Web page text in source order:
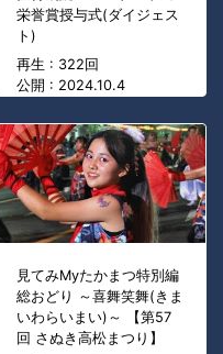
栄誉賞授与式(ダイジェス
ト)
再生 : 322回
公開 : 2024.10.4
見てみMyたかまつ特別編
総おどり ～喜舞笑舞(きま
いわらいまい)～ 【第57
回 さぬき高松まつり】